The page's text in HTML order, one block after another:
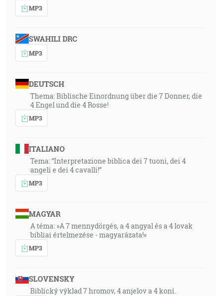
MP3
SWAHILI DRC
MP3
DEUTSCH
Thema: Biblische Einordnung über die 7 Donner, die
4 Engel und die 4 Rosse!
MP3
ITALIANO
Tema: “Interpretazione biblica dei 7 tuoni, dei 4
angeli e dei 4 cavalli!”
MP3
MAGYAR
A téma: »A 7 mennydörgés, a 4 angyal és a 4 lovak
bibliai értelmezése - magyarázata!«
MP3
SLOVENSKY
Biblický výklad 7 hromov, 4 anjelov a 4 koní.